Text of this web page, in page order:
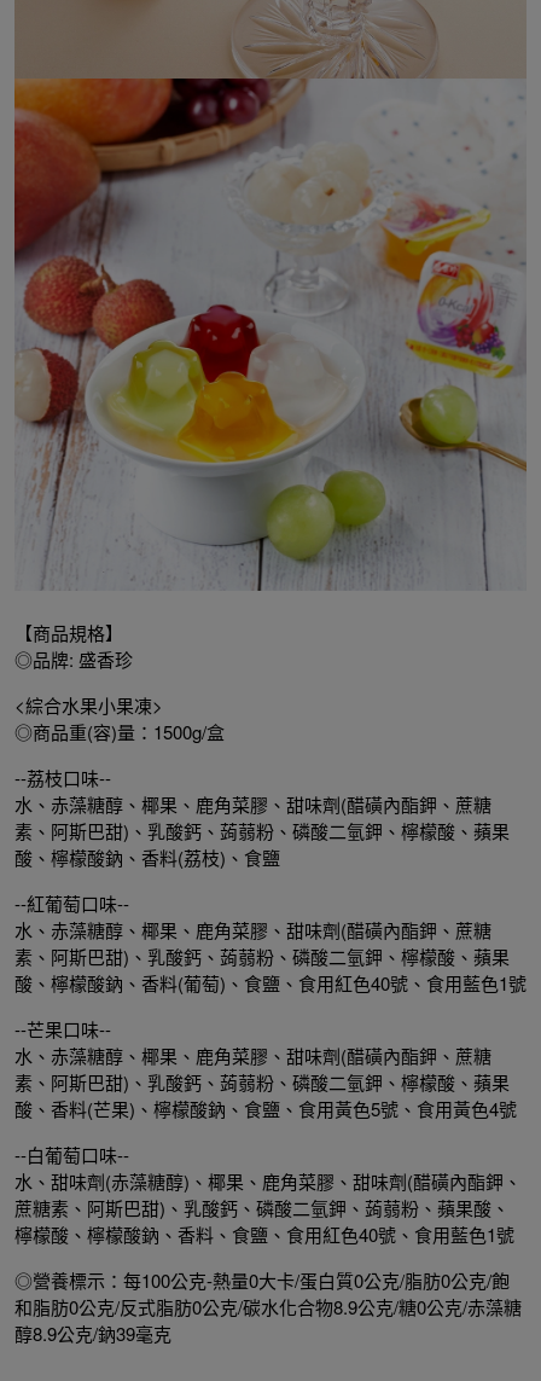
【商品規格】
◎品牌: 盛香珍
<綜合水果小果凍>
◎商品重(容)量：1500g/盒
--荔枝口味--
水、赤藻糖醇、椰果、鹿角菜膠、甜味劑(醋磺內酯鉀、蔗糖
素、阿斯巴甜)、乳酸鈣、蒟蒻粉、磷酸二氫鉀、檸檬酸、蘋果
酸、檸檬酸鈉、香料(荔枝)、食鹽
--紅葡萄口味--
水、赤藻糖醇、椰果、鹿角菜膠、甜味劑(醋磺內酯鉀、蔗糖
素、阿斯巴甜)、乳酸鈣、蒟蒻粉、磷酸二氫鉀、檸檬酸、蘋果
酸、檸檬酸鈉、香料(葡萄)、食鹽、食用紅色40號、食用藍色1號
--芒果口味--
水、赤藻糖醇、椰果、鹿角菜膠、甜味劑(醋磺內酯鉀、蔗糖
素、阿斯巴甜)、乳酸鈣、蒟蒻粉、磷酸二氫鉀、檸檬酸、蘋果
酸、香料(芒果)、檸檬酸鈉、食鹽、食用黃色5號、食用黃色4號
--白葡萄口味--
水、甜味劑(赤藻糖醇)、椰果、鹿角菜膠、甜味劑(醋磺內酯鉀、
蔗糖素、阿斯巴甜)、乳酸鈣、磷酸二氫鉀、蒟蒻粉、蘋果酸、
檸檬酸、檸檬酸鈉、香料、食鹽、食用紅色40號、食用藍色1號
◎營養標示：每100公克-熱量0大卡/蛋白質0公克/脂肪0公克/飽
和脂肪0公克/反式脂肪0公克/碳水化合物8.9公克/糖0公克/赤藻糖
醇8.9公克/鈉39毫克